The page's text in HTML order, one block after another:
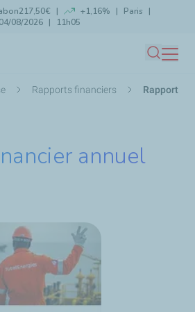
Aller
217,50€ +1,16%
Paris
04/08/2026
11h05
Rapports financiers
Rapport
annuel